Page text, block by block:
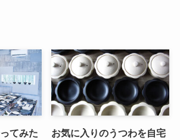
てみた
お気に入りのうつわを自宅